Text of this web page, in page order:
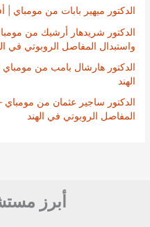
الدكتور ميهير بابات من مومباي
الدكتور شريدهار أرشيك من
واستبدال المفاصل الروبوتي في
الدكتور هارشال بامب من
الهند
الدكتور ساجير عثمان من
المفاصل الروبوتي في الهند
أبرز